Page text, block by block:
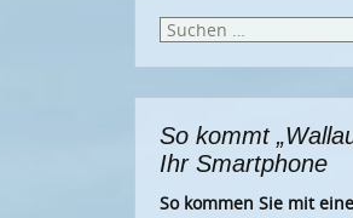
Suchen
So kommt
Ihr Smartphone
So kommen Sie mit